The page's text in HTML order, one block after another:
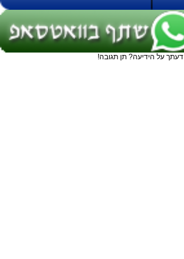
על הידיעה? תן תגובה!